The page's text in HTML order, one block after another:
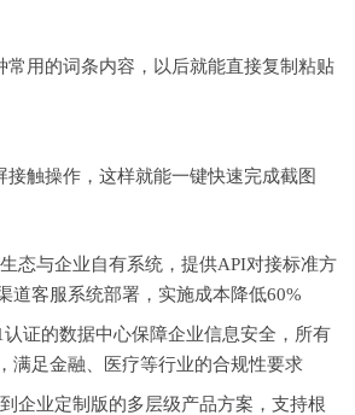
常用的词条内容，以后就能直接复制粘贴
接触操作，这样就能一键快速完成截图
生态与企业自有系统，提供API对接标准方
道客服系统部署，实施成本降低60%
认证的数据中心保障企业信息安全，所有
满足金融、医疗等行业的合规性要求
企业定制版的多层级产品方案，支持根